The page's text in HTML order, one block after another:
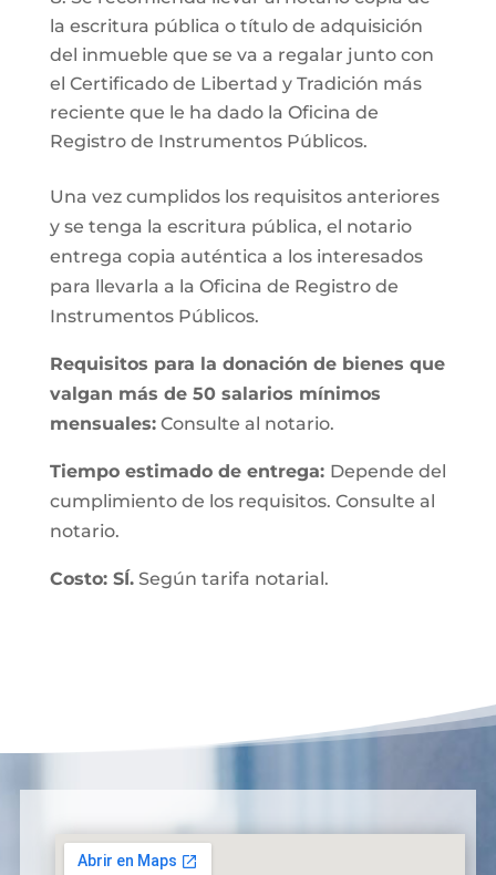
la escritura pública o título de adquisición
del inmueble que se va a regalar junto con
el Certificado de Libertad y Tradición más
reciente que le ha dado la Oficina de
Registro de Instrumentos Públicos.
Una vez cumplidos los requisitos anteriores
y se tenga la escritura pública, el notario
entrega copia auténtica a los interesados
para llevarla a la Oficina de Registro de
Instrumentos Públicos.
Requisitos para la donación de bienes que
valgan más de 50 salarios mínimos
mensuales:Consulte al notario.
Tiempo estimado de entrega: Depende del
cumplimiento de los requisitos. Consulte al
notario.
Costo: SÍ.Según tarifa notarial.